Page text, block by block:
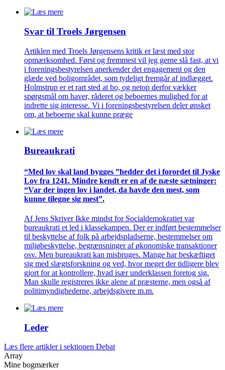
Svar til Troels Jørgensen
Artiklen med Troels Jørgensens kritik er læst med stor
opmærksomhed. Først og fremmest vil jeg gerne slå fast, at vi
i foreningsbestyrelsen anerkender det engagement og den
glæde ved boligområdet, som tydeligt fremgår af indlægget.
Holmstrup er et rart sted at bo, og netop derfor vækker
spørgsmål om haver, råderet og beboernes mulighed for at
indrette sig interesse. Vi i foreningsbestyrelsen deler ønsket
om, at beboerne skal kunne præge
Bureaukrati
“Med lov skal land bygges ”hedder det i forordet til Jyske
Lov fra 1241. Mindre kendt er en af de næste sætninger:
“Var der ingen lov i landet, da havde den mest, som
kunne tilegne sig mest”.
Af Jens Skriver Ikke mindst for Socialdemokratiet var
bureaukrati et led i klassekampen. Der er indført bestemmelser
til beskyttelse af folk på arbejdspladserne, bestemmelser om
miljøbeskyttelse, begrænsninger af økonomiske transaktioner
osv. Men bureaukrati kan misbruges. Mange har beskæftiget
sig med slægtsforskning og ved, hvor meget der tidligere blev
gjort for at kontrollere, hvad især underklassen foretog sig.
Man skulle registreres ikke alene af præsterne, men også af
politimyndighederne, arbejdsgivere m.m.
Leder
Læs flere artikler i sektionen Debat
Array
Mine bogmærker